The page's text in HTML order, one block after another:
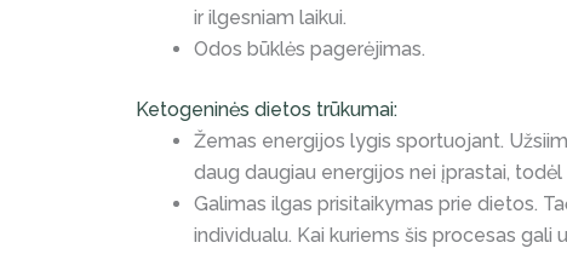
ir ilgesniam laikui.
Odos būklės pagerėjimas.
Ketogeninės dietos trūkumai:
Žemas energijos lygis sportuojant.
daug daugiau energijos nei įprastai,
Galimas ilgas prisitaikymas prie dietos.
individualu. Kai kuriems šis procesas